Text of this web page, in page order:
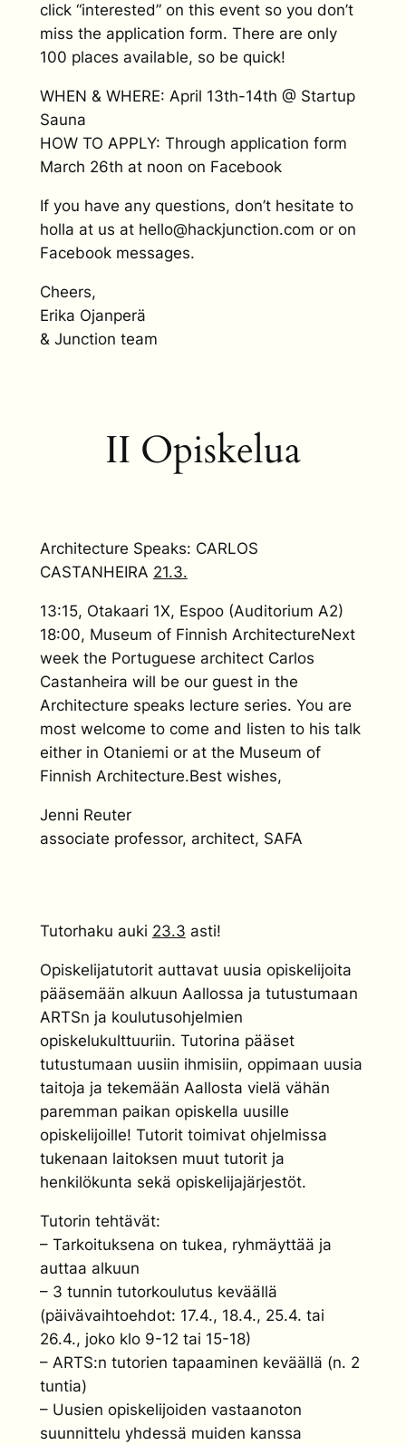
click “interested” on this event so you don’t
miss the application form. There are only
100 places available, so be quick!
WHEN & WHERE: April 13th-14th @ Startup
Sauna
HOW TO APPLY: Through application form
March 26th at noon on Facebook
If you have any questions, don’t hesitate to
holla at us at hello@hackjunction.com or on
Facebook messages.
Cheers,
Erika Ojanperä
& Junction team
II Opiskelua
Architecture Speaks: CARLOS
CASTANHEIRA 21.3.
13:15, Otakaari 1X, Espoo (Auditorium A2)
18:00, Museum of Finnish ArchitectureNext
week the Portuguese architect Carlos
Castanheira will be our guest in the
Architecture speaks lecture series. You are
most welcome to come and listen to his talk
either in Otaniemi or at the Museum of
Finnish Architecture.Best wishes,
Jenni Reuter
associate professor, architect, SAFA
Tutorhaku auki 23.3 asti!
Opiskelijatutorit auttavat uusia opiskelijoita
pääsemään alkuun Aallossa ja tutustumaan
ARTSn ja koulutusohjelmien
opiskelukulttuuriin. Tutorina pääset
tutustumaan uusiin ihmisiin, oppimaan uusia
taitoja ja tekemään Aallosta vielä vähän
paremman paikan opiskella uusille
opiskelijoille! Tutorit toimivat ohjelmissa
tukenaan laitoksen muut tutorit ja
henkilökunta sekä opiskelijajärjestöt.
Tutorin tehtävät:
– Tarkoituksena on tukea, ryhmäyttää ja
auttaa alkuun
– 3 tunnin tutorkoulutus keväällä
(päivävaihtoehdot: 17.4., 18.4., 25.4. tai
26.4., joko klo 9-12 tai 15-18)
– ARTS:n tutorien tapaaminen keväällä (n. 2
tuntia)
– Uusien opiskelijoiden vastaanoton
suunnittelu yhdessä muiden kanssa